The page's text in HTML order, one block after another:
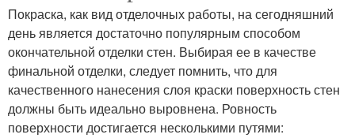
Покраска, как вид отделочных работы, на сегодняшний
день является достаточно популярным способом
окончательной отделки стен. Выбирая ее в качестве
финальной отделки, следует помнить, что для
качественного нанесения слоя краски поверхность стен
должны быть идеально выровнена. Ровность
поверхности достигается несколькими путями: